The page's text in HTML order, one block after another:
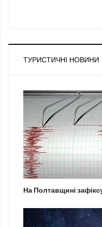
ТУРИСТИЧНІ НОВИНИ
На Полтавщині